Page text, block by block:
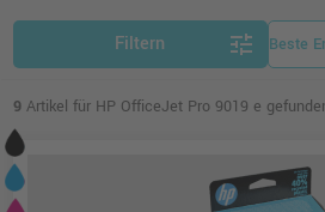
Filtern tune
9 Artikel für HP OfficeJet Pro 9019 e